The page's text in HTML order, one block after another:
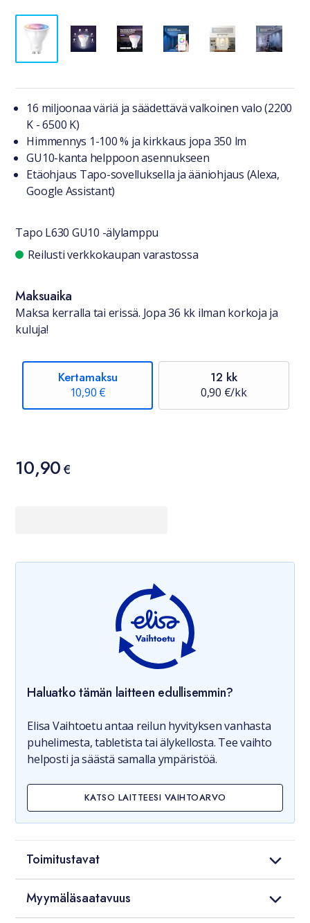
Tuotteesta lyhyesti
16 miljoonaa väriä ja säädettävä valkoinen valo (2200
K - 6500 K)
Himmennys 1-100 % ja kirkkaus jopa 350 lm
GU10-kanta helppoon asennukseen
Etäohjaus Tapo-sovelluksella ja ääniohjaus (Alexa,
Google Assistant)
Tapo L630 GU10 -älylamppu
Saatavuustiedot
Reilusti verkkokaupan varastossa
Maksuaika
Maksa kerralla tai erissä. Jopa 36 kk ilman korkoja ja
kuluja!
Kertamaksu
10,90 €
12 kk
0,90 €/kk
Hinta
10,90 €
10,90€
Haluatko tämän laitteen edullisemmin?
Elisa Vaihtoetu antaa reilun hyvityksen vanhasta
puhelimesta, tabletista tai älykellosta. Tee vaihto
helposti ja säästä samalla ympäristöä.
KATSO LAITTEESI VAIHTOARVO
Toimitustavat
Myymäläsaatavuus